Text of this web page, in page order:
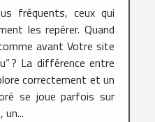
fréquents, ceux qui
les repérer. Quand
avant Votre site
? La différence entre
correctement et un
se joue parfois sur